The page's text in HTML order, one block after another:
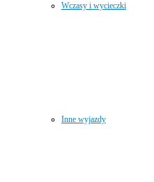
Wczasy i wycieczki
Inne wyjazdy